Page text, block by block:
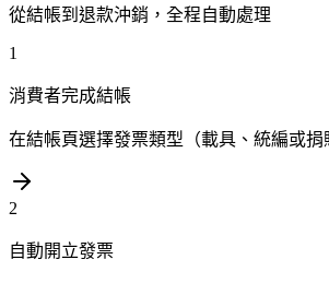
從結帳到退款沖銷，全程自動處理
1
消費者完成結帳
在結帳頁選擇發票類型（載具、統編或
2
自動開立發票